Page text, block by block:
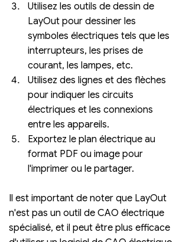
Utilisez les outils de dessin de
LayOut pour dessiner les
symboles électriques tels que les
interrupteurs, les prises de
courant, les lampes, etc.
Utilisez des lignes et des flèches
pour indiquer les circuits
électriques et les connexions
entre les appareils.
Exportez le plan électrique au
format PDF ou image pour
l'imprimer ou le partager.
Il est important de noter que LayOut
n'est pas un outil de CAO électrique
spécialisé, et il peut être plus efficace